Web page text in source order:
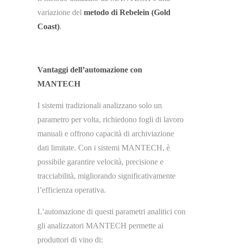
variazione del metodo di Rebelein (Gold
Coast).
Vantaggi dell’automazione con
MANTECH
I sistemi tradizionali analizzano solo un
parametro per volta, richiedono fogli di lavoro
manuali e offrono capacità di archiviazione
dati limitate. Con i sistemi MANTECH, è
possibile garantire velocità, precisione e
tracciabilità, migliorando significativamente
l’efficienza operativa.
L’automazione di questi parametri analitici con
gli analizzatori MANTECH permette ai
produttori di vino di: